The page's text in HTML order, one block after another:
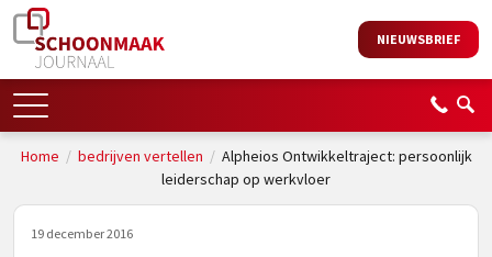
NIEUWSBRIEF
Home / bedrijven vertellen / Alpheios Ontwikkeltraject: persoonlijk
leiderschap op werkvloer
19 december 2016